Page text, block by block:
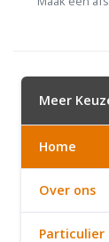
Meer
Home
Over ons
Particulier